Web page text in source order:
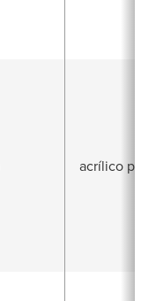
acrílico puro